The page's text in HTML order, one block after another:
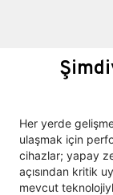
Her yerde
ulaşmak için
cihazlar; yapay
açısından kritik
mevcut